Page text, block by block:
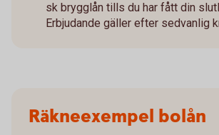
sk brygglån tills du har fått din
Erbjudande gäller efter sedvanlig
Räkneexempel bolån